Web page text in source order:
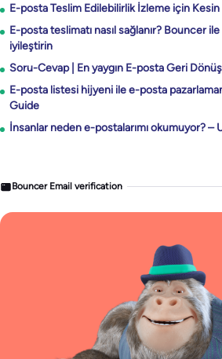
E-posta Teslim Edilebilirlik İzleme için Kesin
E-posta teslimatı nasıl sağlanır? Bouncer
iyileştirin
Soru-Cevap | En yaygın E-posta Geri
E-posta listesi hijyeni ile e-posta
Guide
İnsanlar neden e-postalarımı okumuyor? –
Bouncer Email verification